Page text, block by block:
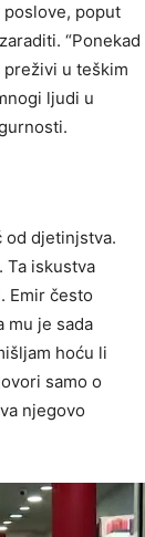
poput
“Ponekad
preživi u teškim
ljudi u
od djetinjstva.
Ta iskustva
Emir često
mu je sada
hoću li
samo o
njegovo